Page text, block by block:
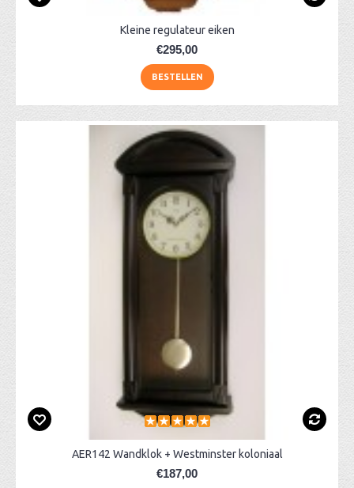
Kleine regulateur eiken
€295,00
BESTELLEN
AER142 Wandklok + Westminster koloniaal
€187,00